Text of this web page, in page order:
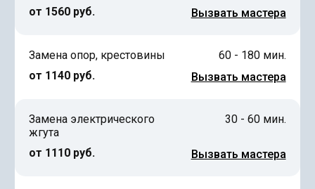
от 1560 руб.
Вызвать мастера
Замена опор, крестовины
от 1140 руб.
60 - 180 мин.
Вызвать мастера
Замена электрического
жгута
от 1110 руб.
30 - 60 мин.
Вызвать мастера